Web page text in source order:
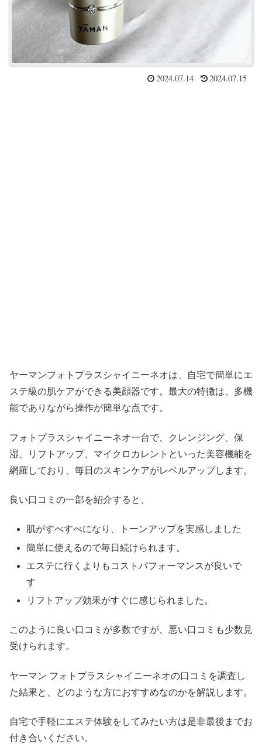
2024.07.14 2024.07.15
ヤーマンフォトプラスシャイニーネオは、自宅で簡単にエ
ステ級の肌ケアができる美顔器です。最大の特徴は、多機
能でありながら操作が簡単な点です。
フォトプラスシャイニーネオ一台で、クレンジング、保
湿、リフトアップ、マイクロカレントといった美容機能を
網羅しており、毎日のスキンケアがレベルアップします。
良い口コミの一部を紹介すると、
肌がすべすべになり、トーンアップを実感しました
簡単に使えるので毎日続けられます。
エステに行くよりもコストパフォーマンスが良いで
す
リフトアップ効果がすぐに感じられました。
このように良い口コミが多数ですが、悪い口コミも少数見
受けられます。
ヤーマン フォトプラスシャイニーネオの口コミを調査し
た結果と、どのような方におすすめなのかを解説します。
自宅で手軽にエステ体験をしてみたい方は是非最後までお
付き合いください。